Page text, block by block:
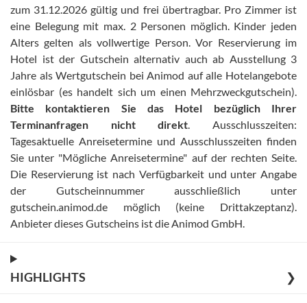
zum 31.12.2026 gültig und frei übertragbar. Pro Zimmer ist
eine Belegung mit max. 2 Personen möglich. Kinder jeden
Alters gelten als vollwertige Person .Vor Reservierung im
Hotel ist der Gutschein alternativ auch ab Ausstellung 3
Jahre als Wertgutschein bei Animod auf alle Hotelangebote
einlösbar (es handelt sich um einen Mehrzweckgutschein)
Bitte kontaktieren Sie das Hotel bezüglich Ihrer
Terminanfragen nicht direkt
Ausschlusszeiten:
Tagesaktuelle Anreisetermine und Ausschlusszeiten finden
Sie unter "Mögliche Anreisetermine" auf der rechten Seite
Die Reservierung ist nach Verfügbarkeit und unter Angabe
der Gutscheinnummer ausschließlich unter
gutschein.animod.de möglich (keine Drittakzeptanz)
Anbieter dieses Gutscheins ist die Animod GmbH
HIGHLIGHTS ❯